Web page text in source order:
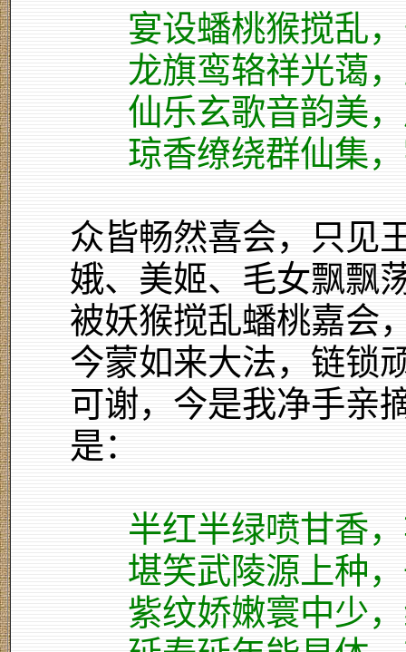
宴设蟠桃猴搅乱
龙旗鸾辂祥光蔼
仙乐玄歌音韵美
琼香缭绕群仙集
众皆畅然喜会，只见
娥、美姬、毛女飘飘
被妖猴搅乱蟠桃嘉会
今蒙如来大法，链锁
可谢，今是我净手亲
是：
半红半绿喷甘香
堪笑武陵源上种
紫纹娇嫩寰中少